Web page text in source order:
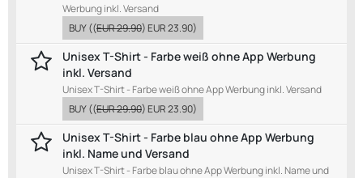
Werbung inkl. Versand
BUY((EUR 29.90)EUR 23.90)
Unisex T-Shirt - Farbe weiß ohne App Werbung
inkl. Versand
Unisex T-Shirt - Farbe weiß ohne App Werbung inkl. Versand
BUY((EUR 29.90)EUR 23.90)
Unisex T-Shirt - Farbe blau ohne App Werbung
inkl. Name und Versand
Unisex T-Shirt - Farbe blau ohne App Werbung inkl. Name und